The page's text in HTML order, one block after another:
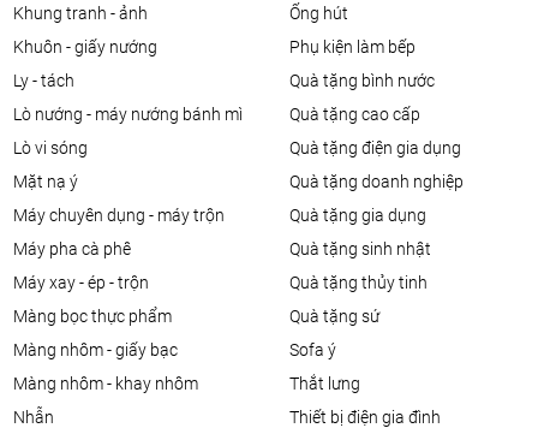
khung tranh - ảnh
khuôn - giấy nướng
ly - tách
lò nướng - máy nướng bánh mì
lò vi sóng
mặt nạ ý
máy chuyên dụng - máy trộn
máy pha cà phê
máy xay - ép - trộn
màng bọc thực phẩm
màng nhôm - giấy bạc
màng nhôm - khay nhôm
nhẫn
ống hút
phụ kiện làm bếp
quà tặng bình nước
quà tặng cao cấp
quà tặng điện gia dụng
quà tặng doanh nghiệp
quà tặng gia dụng
quà tặng sinh nhật
quà tặng thủy tinh
quà tặng sứ
sofa ý
thắt lưng
thiết bị điện gia đình